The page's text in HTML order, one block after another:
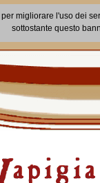
per migliorare l'uso dei
sottostante questo